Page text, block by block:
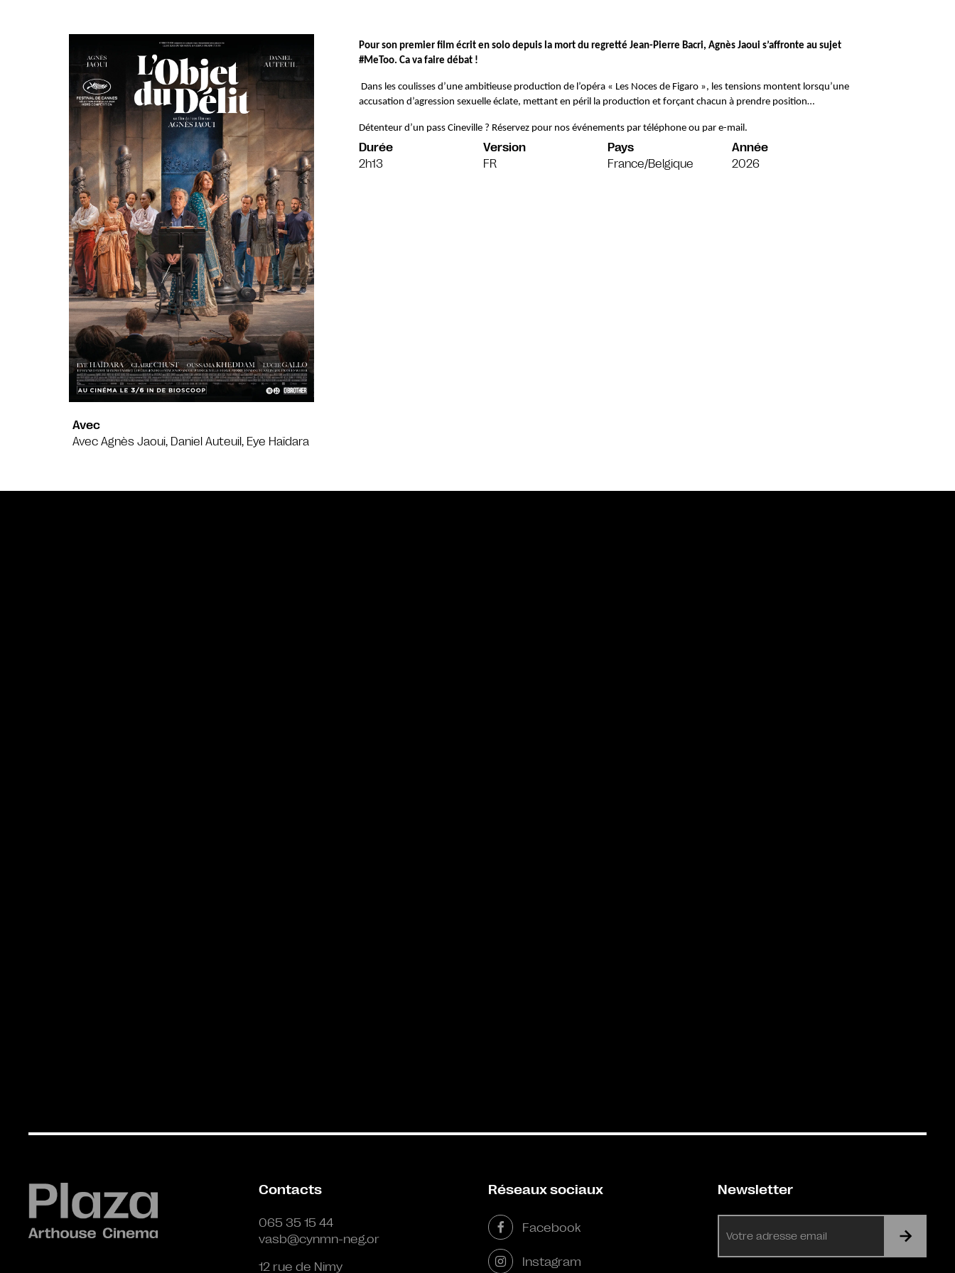
Avec
Avec Agnès Jaoui, Daniel Auteuil, Eye Haïdara
Pour son premier film écrit en solo depuis la mort du regretté Jean-Pierre Bacri, Agnès Jaoui s’affronte au sujet
#MeToo. Ca va faire débat !
Dans les coulisses d’une ambitieuse production de l’opéra « Les Noces de Figaro », les tensions montent lorsqu’une
accusation d’agression sexuelle éclate, mettant en péril la production et forçant chacun à prendre position…
Détenteur d’un pass Cineville ? Réservez pour nos événements par téléphone ou par e-mail.
Durée
2h13
Version
FR
Pays
France/Belgique
Année
2026
Contacts
065 35 15 44
vasb@cynmn-neg.or
12 rue de Nimy
Réseaux sociaux
Facebook
Instagram
Newsletter
mail